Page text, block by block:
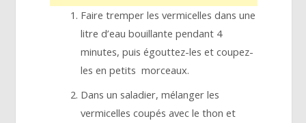
Faire tremper les vermicelles dans une
litre d’eau bouillante pendant 4
minutes, puis égouttez-les et coupez-
les en petits morceaux.
Dans un saladier, mélanger les
vermicelles coupés avec le thon et